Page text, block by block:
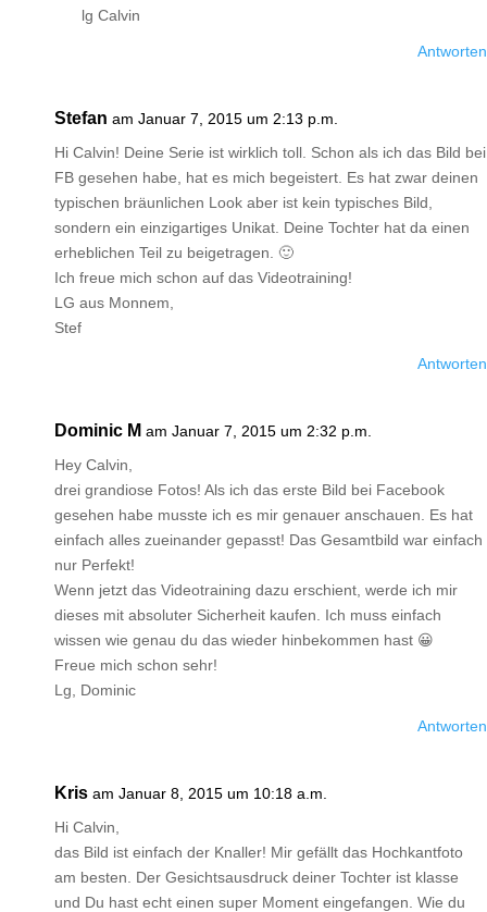
lg Calvin
Antworten
Stefan am Januar 7, 2015 um 2:13 p.m.
Hi Calvin! Deine Serie ist wirklich toll. Schon als ich das Bild bei
FB gesehen habe, hat es mich begeistert. Es hat zwar deinen
typischen bräunlichen Look aber ist kein typisches Bild,
sondern ein einzigartiges Unikat. Deine Tochter hat da einen
erheblichen Teil zu beigetragen. 🙂
Ich freue mich schon auf das Videotraining!
LG aus Monnem,
Stef
Antworten
Dominic M am Januar 7, 2015 um 2:32 p.m.
Hey Calvin,
drei grandiose Fotos! Als ich das erste Bild bei Facebook
gesehen habe musste ich es mir genauer anschauen. Es hat
einfach alles zueinander gepasst! Das Gesamtbild war einfach
nur Perfekt!
Wenn jetzt das Videotraining dazu erschient, werde ich mir
dieses mit absoluter Sicherheit kaufen. Ich muss einfach
wissen wie genau du das wieder hinbekommen hast 😀
Freue mich schon sehr!
Lg, Dominic
Antworten
Kris am Januar 8, 2015 um 10:18 a.m.
Hi Calvin,
das Bild ist einfach der Knaller! Mir gefällt das Hochkantfoto
am besten. Der Gesichtsausdruck deiner Tochter ist klasse
und Du hast echt einen super Moment eingefangen. Wie du